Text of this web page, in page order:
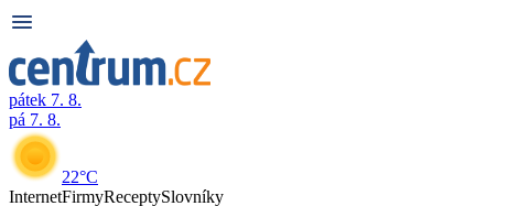
pátek 7. 8.
pá 7. 8.
22°C
InternetFirmyReceptySlovníky